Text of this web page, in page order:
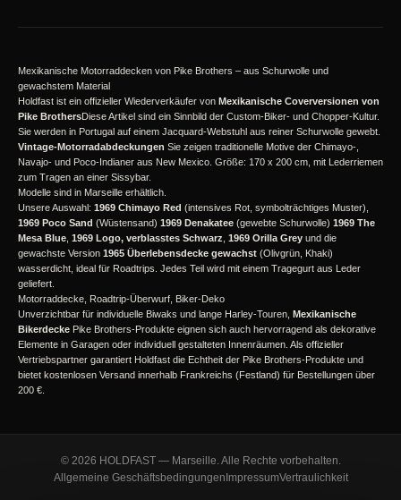
Mexikanische Motorraddecken von Pike Brothers – aus Schurwolle und
gewachstem Material
Holdfast ist ein offizieller Wiederverkäufer von Mexikanische Coverversionen von
Pike BrothersDiese Artikel sind ein Sinnbild der Custom-Biker- und Chopper-Kultur.
Sie werden in Portugal auf einem Jacquard-Webstuhl aus reiner Schurwolle gewebt.
Vintage-Motorradabdeckungen Sie zeigen traditionelle Motive der Chimayo-,
Navajo- und Poco-Indianer aus New Mexico. Größe: 170 x 200 cm, mit Lederriemen
zum Tragen an einer Sissybar.
Modelle sind in Marseille erhältlich.
Unsere Auswahl: 1969 Chimayo Red (intensives Rot, symbolträchtiges Muster),
1969 Poco Sand (Wüstensand) 1969 Denakatee (gewebte Schurwolle) 1969 The
Mesa Blue 1969 Logo, verblasstes Schwarz 1969 Orilla Grey und die
gewachste Version 1965 Überlebensdecke gewachst (Olivgrün, Khaki)
wasserdicht, ideal für Roadtrips. Jedes Teil wird mit einem Tragegurt aus Leder
geliefert.
Motorraddecke, Roadtrip-Überwurf, Biker-Deko
Unverzichtbar für individuelle Biwaks und lange Harley-Touren, Mexikanische
Bikerdecke Pike Brothers-Produkte eignen sich auch hervorragend als dekorative
Elemente in Garagen oder individuell gestalteten Innenräumen. Als offizieller
Vertriebspartner garantiert Holdfast die Echtheit der Pike Brothers-Produkte und
bietet kostenlosen Versand innerhalb Frankreichs (Festland) für Bestellungen über
200 €.
© 2026 HOLDFAST — Marseille. Alle Rechte vorbehalten.
Allgemeine GeschäftsbedingungenImpressumVertraulichkeit